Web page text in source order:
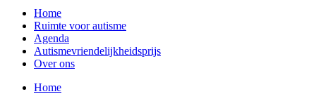
Home
Ruimte voor autisme
Agenda
Autismevriendelijkheidsprijs
Over ons
Home